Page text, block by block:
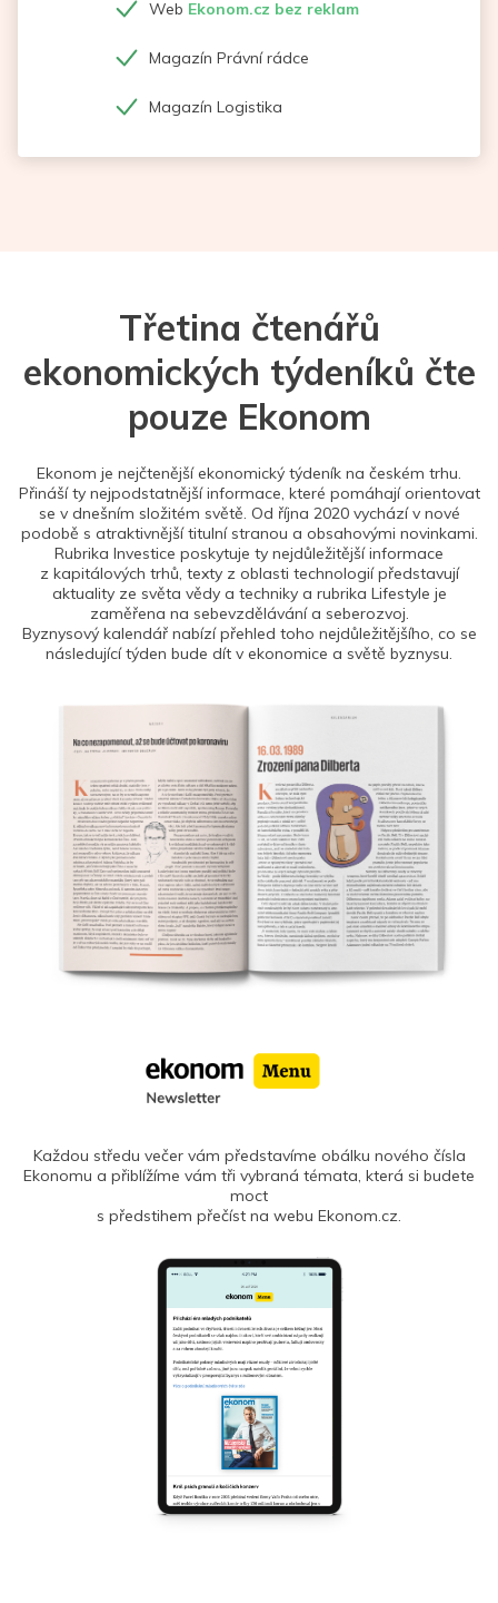
Web Ekonom.cz bez reklam
Magazín Právní rádce
Magazín Logistika
Třetina čtenářů
ekonomických týdeníků čte
pouze Ekonom
Ekonom je nejčtenější ekonomický týdeník na českém trhu.
Přináší ty nejpodstatnější informace, které pomáhají orientovat
se v dnešním složitém světě. Od října 2020 vychází v nové
podobě s atraktivnější titulní stranou a obsahovými novinkami.
Rubrika Investice poskytuje ty nejdůležitější informace
z kapitálových trhů, texty z oblasti technologií představují
aktuality ze světa vědy a techniky a rubrika Lifestyle je
zaměřena na sebevzdělávání a seberozvoj.
Byznysový kalendář nabízí přehled toho nejdůležitějšího, co se
následující týden bude dít v ekonomice a světě byznysu.
Každou středu večer vám představíme obálku nového čísla
Ekonomu a přiblížíme vám tři vybraná témata, která si budete
moct
s předstihem přečíst na webu Ekonom.cz.